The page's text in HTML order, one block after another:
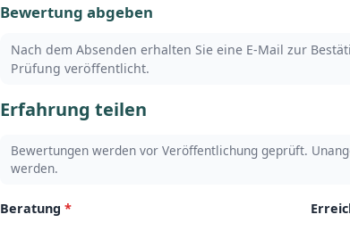
Bewertung abgeben
Nach dem Absenden erhalten Sie eine E-Mail zur
Prüfung veröffentlicht.
Erfahrung teilen
Bewertungen werden vor Veröffentlichung geprüft.
werden.
Beratung *